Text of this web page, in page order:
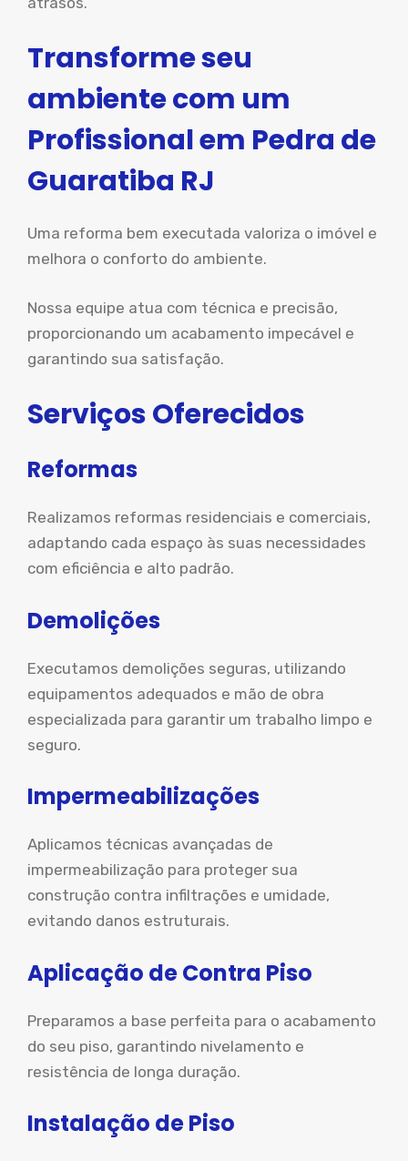
Transforme seu
ambiente com um
Profissional em Pedra de
Guaratiba RJ
Uma reforma bem executada valoriza o imóvel e
melhora o conforto do ambiente.
Nossa equipe atua com técnica e precisão,
proporcionando um acabamento impecável e
garantindo sua satisfação.
Serviços Oferecidos
Reformas
Realizamos reformas residenciais e comerciais,
adaptando cada espaço às suas necessidades
com eficiência e alto padrão.
Demolições
Executamos demolições seguras, utilizando
equipamentos adequados e mão de obra
especializada para garantir um trabalho limpo e
seguro.
Impermeabilizações
Aplicamos técnicas avançadas de
impermeabilização para proteger sua
construção contra infiltrações e umidade,
evitando danos estruturais.
Aplicação de Contra Piso
Preparamos a base perfeita para o acabamento
do seu piso, garantindo nivelamento e
resistência de longa duração.
Instalação de Piso